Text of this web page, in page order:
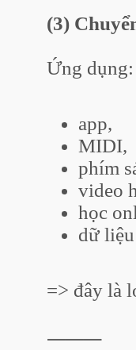
(3)
Ứng dụng:
app,
MIDI,
phím
video
học
dữ
=> đây là
⸻